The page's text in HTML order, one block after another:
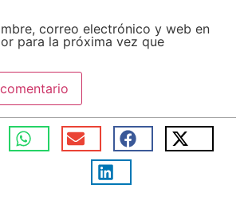
correo electrónico y web en
para la próxima vez que